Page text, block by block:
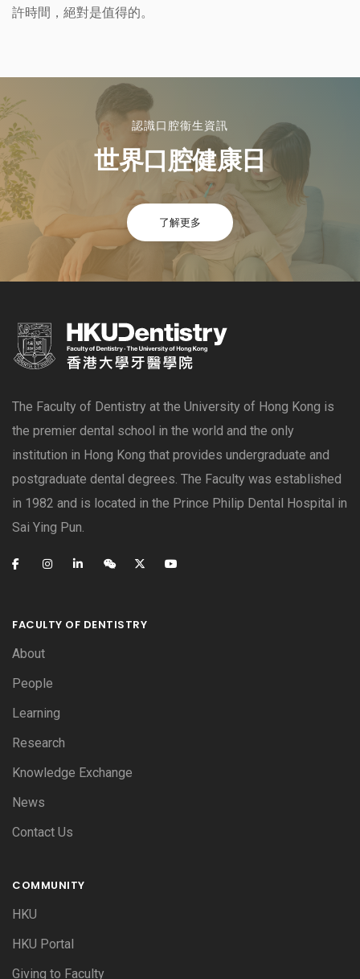
許時間，絕對是值得的。
認識口腔衞生資訊
世界口腔健康日
了解更多
The Faculty of Dentistry at the University of Hong Kong is
the premier dental school in the world and the only
institution in Hong Kong that provides undergraduate and
postgraduate dental degrees. The Faculty was established
in 1982 and is located in the Prince Philip Dental Hospital in
Sai Ying Pun.
FACULTY OF DENTISTRY
About
People
Learning
Research
Knowledge Exchange
News
Contact Us
COMMUNITY
HKU
HKU Portal
Giving to Faculty